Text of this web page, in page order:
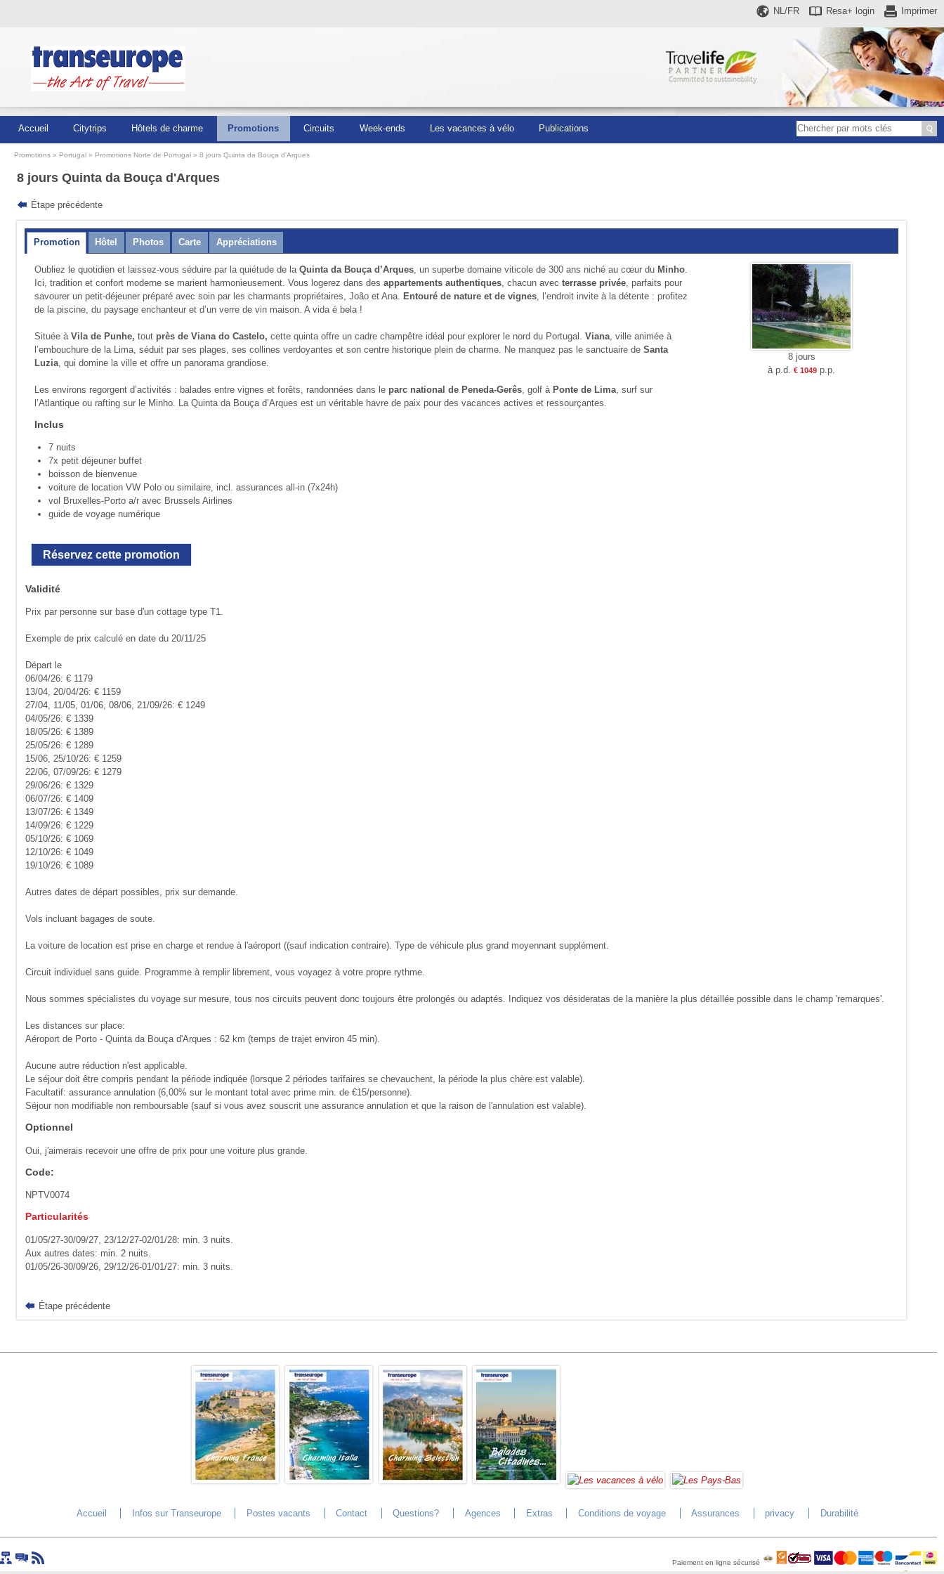
Imprimer
Resa+ login
NL/FR
Accueil Citytrips Hôtels de charme Promotions Circuits Week-ends Les vacances à vélo Publications
Promotions Portugal Promotions Norte de Portugal 8 jours Quinta da Bouça d'Arques
8 jours Quinta da Bouça d'Arques
Étape précédente
Promotion Hôtel Photos Carte Appréciations
Oubliez le quotidien et laissez-vous séduire par la quiétude de laQuinta da Bouça d’Arques , un superbe domaine viticole de 300 ans niché au cœur du Minho
Ici, tradition et confort moderne se marient harmonieusement. Vous logerez dans des appartements authentiques , chacun avecterrasse privée , parfaits pour
savourer un petit-déjeuner préparé avec soin par les charmants propriétaires, João et Ana. Entouré de nature et de vignes , l’endroit invite à la détente : profitez
de la piscine, du paysage enchanteur et d’un verre de vin maison. A vida é bela !
Située àVila de Punhe, tout près de Viana do Castelo, cette quinta offre un cadre champêtre idéal pour explorer le nord du Portugal.Viana , ville animée à
l’embouchure de la Lima, séduit par ses plages, ses collines verdoyantes et son centre historique plein de charme. Ne manquez pas le sanctuaire deSanta
Luzia , qui domine la ville et offre un panorama grandiose.
Les environs regorgent d’activités : balades entre vignes et forêts, randonnées dans le parc national de Peneda-Gerês , golf à Ponte de Lima , surf sur
l’Atlantique ou rafting sur le Minho. La Quinta da Bouça d’Arques est un véritable havre de paix pour des vacances actives et ressourçantes.
Inclus
7 nuits
7x petit déjeuner buffet
boisson de bienvenue
voiture de location VW Polo ou similaire, incl. assurances all-in (7x24h)
vol Bruxelles-Porto a/r avec Brussels Airlines
guide de voyage numérique
8 jours
à p.d.€ 1049 p.p.
Réservez cette promotion
Validité
Prix par personne sur base d'un cottage type T1.
Exemple de prix calculé en date du 20/11/25
Départ le
06/04/26: € 1179
13/04, 20/04/26: € 1159
27/04, 11/05, 01/06, 08/06, 21/09/26: € 1249
04/05/26: € 1339
18/05/26: € 1389
25/05/26: € 1289
15/06, 25/10/26: € 1259
22/06, 07/09/26: € 1279
29/06/26: € 1329
06/07/26: € 1409
13/07/26: € 1349
14/09/26: € 1229
05/10/26: € 1069
12/10/26: € 1049
19/10/26: € 1089
Autres dates de départ possibles, prix sur demande.
Vols incluant bagages de soute.
La voiture de location est prise en charge et rendue à l'aéroport ((sauf indication contraire). Type de véhicule plus grand moyennant supplément.
Circuit individuel sans guide. Programme à remplir librement, vous voyagez à votre propre rythme.
Nous sommes spécialistes du voyage sur mesure, tous nos circuits peuvent donc toujours être prolongés ou adaptés. Indiquez vos désideratas de la manière la plus détaillée possible dans le champ 'remarques'.
Les distances sur place:
Aéroport de Porto - Quinta da Bouça d'Arques : 62 km (temps de trajet environ 45 min).
Aucune autre réduction n'est applicable.
Le séjour doit être compris pendant la période indiquée (lorsque 2 périodes tarifaires se chevauchent, la période la plus chère est valable).
Facultatif: assurance annulation (6,00% sur le montant total avec prime min. de €15/personne).
Séjour non modifiable non remboursable (sauf si vous avez souscrit une assurance annulation et que la raison de l'annulation est valable).
Optionnel
Oui, j'aimerais recevoir une offre de prix pour une voiture plus grande.
Code:
NPTV0074
Particularités
01/05/27-30/09/27, 23/12/27-02/01/28: min. 3 nuits.
Aux autres dates: min. 2 nuits.
01/05/26-30/09/26, 29/12/26-01/01/27: min. 3 nuits.
Étape précédente
Accueil Infos sur Transeurope Postes vacants Contact Questions? Agences Extras Conditions de voyage Assurances privacy Durabilité
Paiement en ligne sécurisé